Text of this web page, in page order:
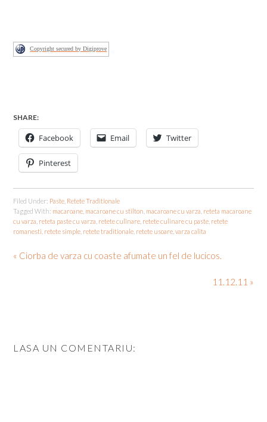
Copyright secured by Digiprove
SHARE:
Facebook Email Twitter
Pinterest
Filed Under: Paste Retete Traditionale
Tagged With: macaroane macaroane cu stilton macaroane cu varza reteta macaroane
cu varza reteta paste cu varza retete culinare retete culinare cu paste retete
romanesti retete simple retete traditionale retete usoare ,varza calita
« Ciorba de varza cu coaste afumate un fel de lucicos.
11.12.11 »
LASA UN COMENTARIU: